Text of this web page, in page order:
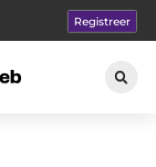
Registreer